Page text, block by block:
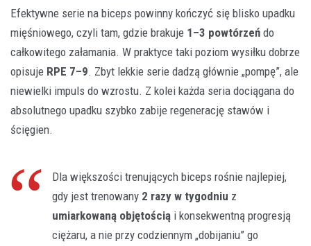
Efektywne serie na biceps powinny kończyć się blisko upadku
mięśniowego, czyli tam, gdzie brakuje 1–3 powtórzeń do
całkowitego załamania. W praktyce taki poziom wysiłku dobrze
opisuje RPE 7–9. Zbyt lekkie serie dadzą głównie „pompę”, ale
niewielki impuls do wzrostu. Z kolei każda seria dociągana do
absolutnego upadku szybko zabije regenerację stawów i
ścięgien.
Dla większości trenujących biceps rośnie najlepiej,
gdy jest trenowany 2 razy w tygodniu z
umiarkowaną objętością i konsekwentną progresją
ciężaru, a nie przy codziennym „dobijaniu” go